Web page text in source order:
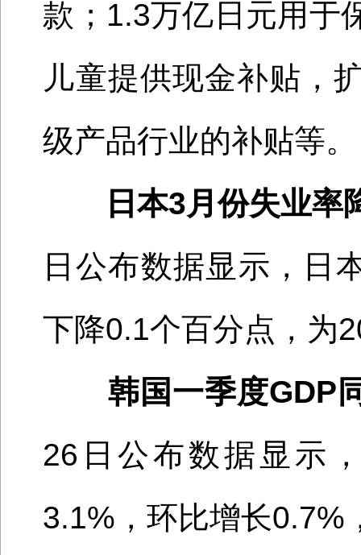
款； 1.3万亿日元用于
儿童提供现金补贴，
级产品行业的补贴等。
日本3月份失业率
日 公布数据显示，日
下降0.1个百分点 ，为
韩国一季度GDP
26日公布数据显示
3.1%，环比增长0.7%